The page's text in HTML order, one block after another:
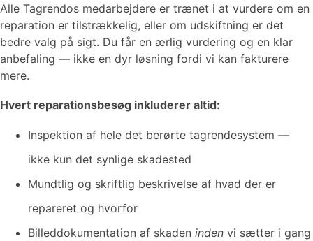
Alle Tagrendos medarbejdere er trænet i at vurdere om en
reparation er tilstrækkelig, eller om udskiftning er det
bedre valg på sigt. Du får en ærlig vurdering og en klar
anbefaling — ikke en dyr løsning fordi vi kan fakturere
mere.
Hvert reparationsbesøg inkluderer altid:
Inspektion af hele det berørte tagrendesystem —
ikke kun det synlige skadested
Mundtlig og skriftlig beskrivelse af hvad der er
repareret og hvorfor
Billeddokumentation af skaden inden vi sætter i gang